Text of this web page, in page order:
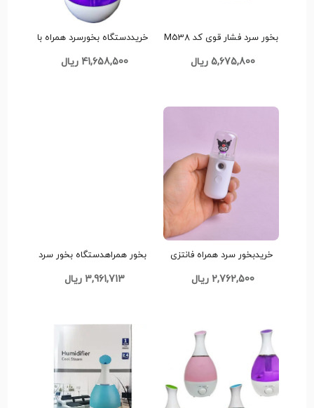
بخور سرد فشار قوی کد M538
5,675,800 ریال
خریددستگاه بخورسرد همراه با
d247
41,658,500 ریال
خریدبخور سرد همراه فانتزی
تک و عمده
2,762,500 ریال
بخور همراهدستگاه بخور سرد
3,961,713 ریال